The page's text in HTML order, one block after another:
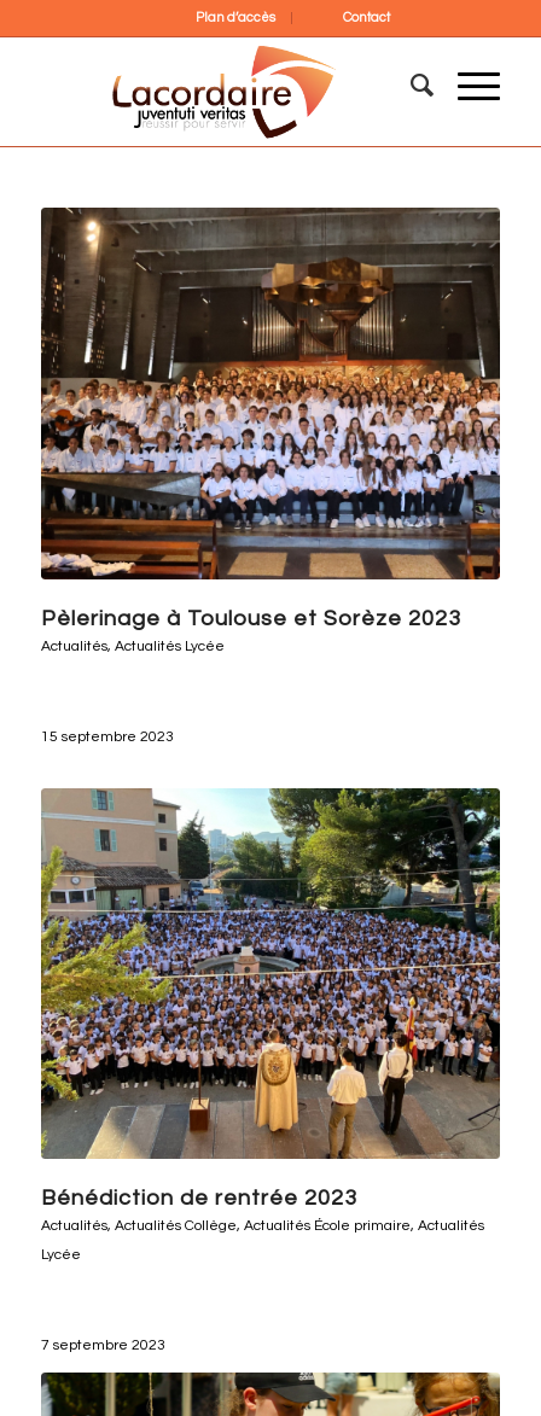
Plan d’accès Contact
Pèlerinage à Toulouse et Sorèze 2023
Actualités, Actualités Lycée
15 septembre 2023
Bénédiction de rentrée 2023
Actualités, Actualités Collège, Actualités École primaire, Actualités
Lycée
7 septembre 2023